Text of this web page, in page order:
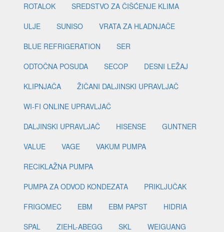
ROTALOK
SREDSTVO ZA ČIŠĆENJE KLIMA
ULJE
SUNISO
VRATA ZA HLADNJAČE
BLUE REFRIGERATION
SER
ODTOČNA POSUDA
SECOP
DESNI LEŽAJ
KLIPNJAČA
ŽIČANI DALJINSKI UPRAVLJAČ
WI-FI ONLINE UPRAVLJAČ
DALJINSKI UPRAVLJAČ
HISENSE
GUNTNER
VALUE
VAGE
VAKUM PUMPA
RECIKLAŽNA PUMPA
PUMPA ZA ODVOD KONDEZATA
PRIKLJUČAK
FRIGOMEC
EBM EBM PAPST
HIDRIA
SPAL
ZIEHL-ABEGG SKL
WEIGUANG